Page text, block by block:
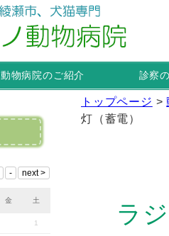
動物病院のご紹介 診察
トップページ >
灯（蓄電）
ラ
金 土
1